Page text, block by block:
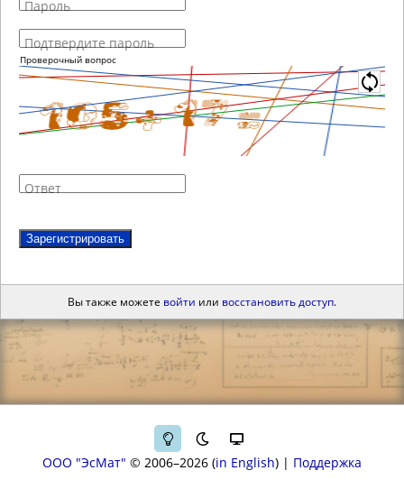
Пароль
Подтвердите пароль
Проверочный вопрос
Ответ
Зарегистрировать
Вы также можете войти или восстановить доступ.
ООО "ЭсМат" © 2006–2026 in English | Поддержка